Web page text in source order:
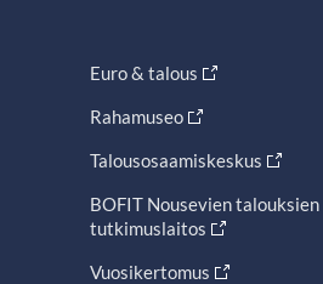
Euro & talous
Rahamuseo
Talousosaamiskeskus
BOFIT Nousevien talouksien
tutkimuslaitos
Vuosikertomus